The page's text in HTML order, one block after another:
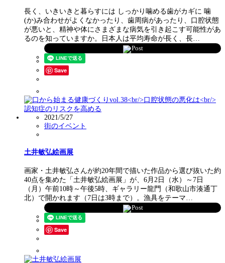
長く、いきいきと暮らすには しっかり噛める歯がカギに 噛
(か)み合わせがよくなかったり、歯周病があったり、口腔状態
が悪いと、精神や体にさまざまな病気を引き起こす可能性があ
るのを知っていますか。日本人は平均寿命が長く、長…
Post
Save
2021/5/27
街のイベント
土井敏弘絵画展
画家・土井敏弘さんが約20年間で描いた作品から選び抜いた約
40点を集めた「土井敏弘絵画展」が、6月2日（水）～7日
（月）午前10時～午後5時、ギャラリー龍門（和歌山市湊通丁
北）で開かれます（7日は3時まで）。漁具をテーマ…
Post
Save